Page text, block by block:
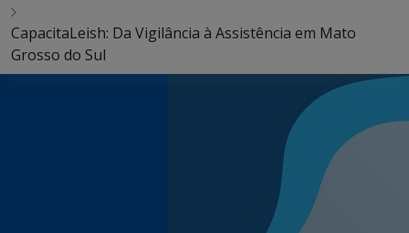
CapacitaLeish: Da Vigilância à Assistência em Mato
Grosso do Sul